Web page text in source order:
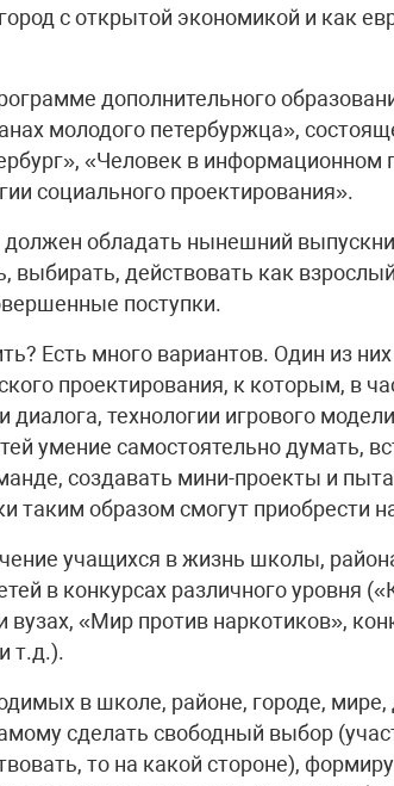
с открытой экономикой и как
дополнительного
молодого петербуржца»,
«Человек в информационном
социального проектирования».
обладать нынешний
выбирать, действовать как
поступки.
Есть много вариантов. Один из
проектирования, к которым, в
диалога, технологии игрового
умение самостоятельно думать,
создавать мини-проекты и
таким образом смогут приобрести
учащихся в жизнь школы,
в конкурсах различного уровня
«Мир против наркотиков»,
т.д.).
в школе, районе, городе,
сделать свободный выбор
то на какой стороне),